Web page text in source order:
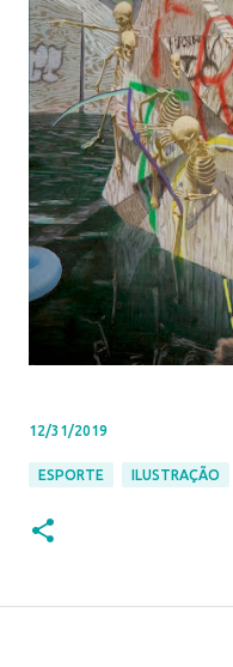
12/31/2019
ESPORTE ILUSTRAÇÃO